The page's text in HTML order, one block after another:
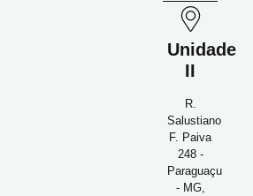
Unidade
II
R.
Salustiano
F. Paiva
248 -
Paraguaçu
- MG,